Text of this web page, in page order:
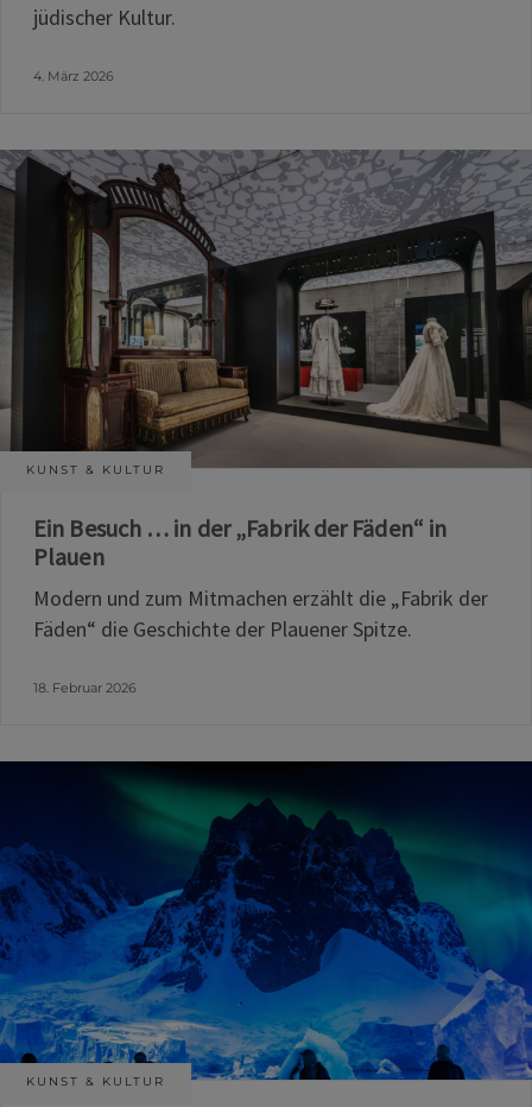
jüdischer Kultur.
4. März 2026
KUNST & KULTUR
Ein Besuch … in der „Fabrik der Fäden“ in
Plauen
Modern und zum Mitmachen erzählt die „Fabrik der
Fäden“ die Geschichte der Plauener Spitze.
18. Februar 2026
KUNST & KULTUR